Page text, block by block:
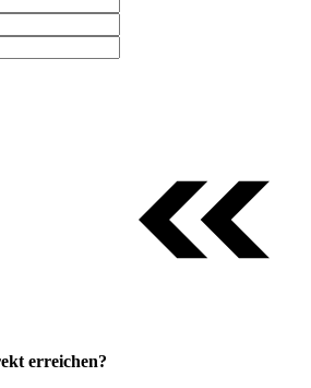
Mail-
Adresse
erreichen?